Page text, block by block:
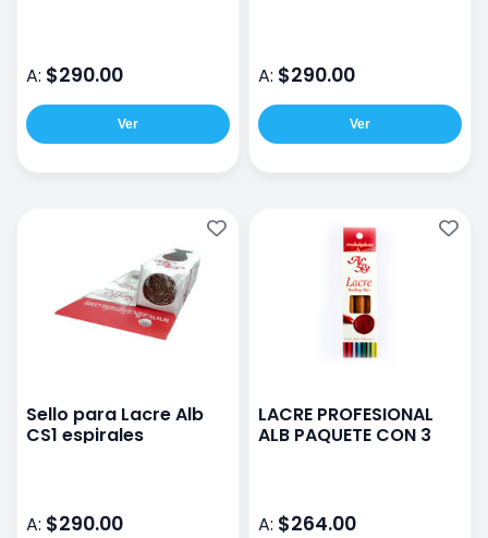
A: $290.00
Ver
A: $290.00
Ver
Sello para Lacre Alb
CS1 espirales
A: $290.00
LACRE PROFESIONAL
ALB PAQUETE CON 3
A: $264.00